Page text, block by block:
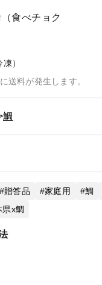
ード 2020】
リー 1位 ・総合ラン
いただきました。
ード 2021】
食べチョク
）
送料が発生します。
鯛
贈答品 家庭用 鯛
県x鯛